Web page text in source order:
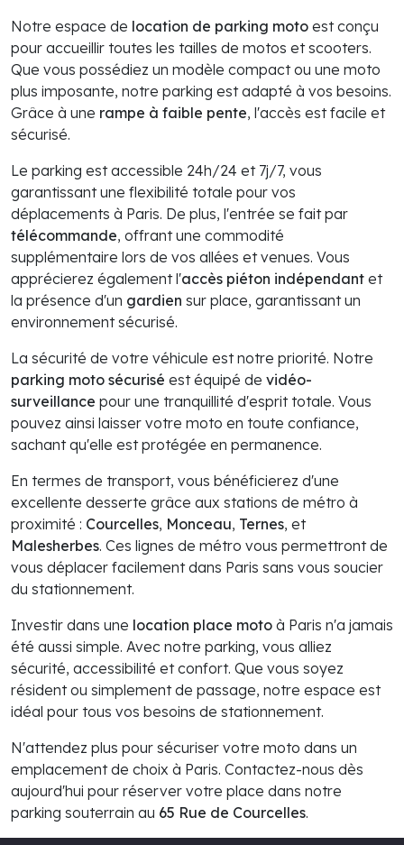
Notre espace de location de parking moto est conçu
pour accueillir toutes les tailles de motos et scooters.
Que vous possédiez un modèle compact ou une moto
plus imposante, notre parking est adapté à vos besoins.
Grâce à une rampe à faible pente, l'accès est facile et
sécurisé.
Le parking est accessible 24h/24 et 7j/7, vous
garantissant une flexibilité totale pour vos
déplacements à Paris. De plus, l'entrée se fait par
télécommande, offrant une commodité
supplémentaire lors de vos allées et venues. Vous
apprécierez également l'accès piéton indépendant et
la présence d'un gardien sur place, garantissant un
environnement sécurisé.
La sécurité de votre véhicule est notre priorité. Notre
parking moto sécurisé est équipé de vidéo-
surveillance pour une tranquillité d'esprit totale. Vous
pouvez ainsi laisser votre moto en toute confiance,
sachant qu'elle est protégée en permanence.
En termes de transport, vous bénéficierez d'une
excellente desserte grâce aux stations de métro à
proximité : Courcelles, Monceau, Ternes, et
Malesherbes. Ces lignes de métro vous permettront de
vous déplacer facilement dans Paris sans vous soucier
du stationnement.
Investir dans une location place moto à Paris n'a jamais
été aussi simple. Avec notre parking, vous alliez
sécurité, accessibilité et confort. Que vous soyez
résident ou simplement de passage, notre espace est
idéal pour tous vos besoins de stationnement.
N'attendez plus pour sécuriser votre moto dans un
emplacement de choix à Paris. Contactez-nous dès
aujourd'hui pour réserver votre place dans notre
parking souterrain au 65 Rue de Courcelles.